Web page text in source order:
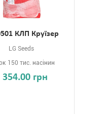
КЛП Круїзер
LG Seeds
150 тис. насінин
354.00 грн